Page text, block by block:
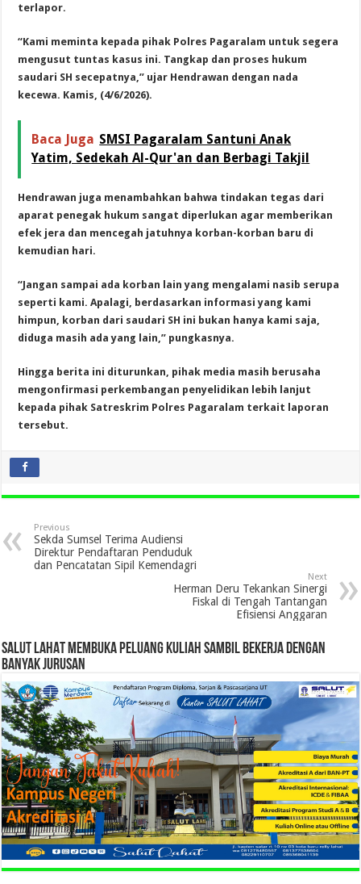
terlapor.
“Kami meminta kepada pihak Polres Pagaralam untuk segera
mengusut tuntas kasus ini. Tangkap dan proses hukum
saudari SH secepatnya,” ujar Hendrawan dengan nada
kecewa. Kamis, (4/6/2026).
Baca Juga SMSI Pagaralam Santuni Anak
Yatim, Sedekah Al-Qur'an dan Berbagi Takjil
Hendrawan juga menambahkan bahwa tindakan tegas dari
aparat penegak hukum sangat diperlukan agar memberikan
efek jera dan mencegah jatuhnya korban-korban baru di
kemudian hari.
“Jangan sampai ada korban lain yang mengalami nasib serupa
seperti kami. Apalagi, berdasarkan informasi yang kami
himpun, korban dari saudari SH ini bukan hanya kami saja,
diduga masih ada yang lain,” pungkasnya.
Hingga berita ini diturunkan, pihak media masih berusaha
mengonfirmasi perkembangan penyelidikan lebih lanjut
kepada pihak Satreskrim Polres Pagaralam terkait laporan
tersebut.
Previous
Sekda Sumsel Terima Audiensi
Direktur Pendaftaran Penduduk
dan Pencatatan Sipil Kemendagri
Next
Herman Deru Tekankan Sinergi
Fiskal di Tengah Tantangan
Efisiensi Anggaran
SALUT LAHAT MEMBUKA PELUANG KULIAH SAMBIL BEKERJA DENGAN
BANYAK JURUSAN